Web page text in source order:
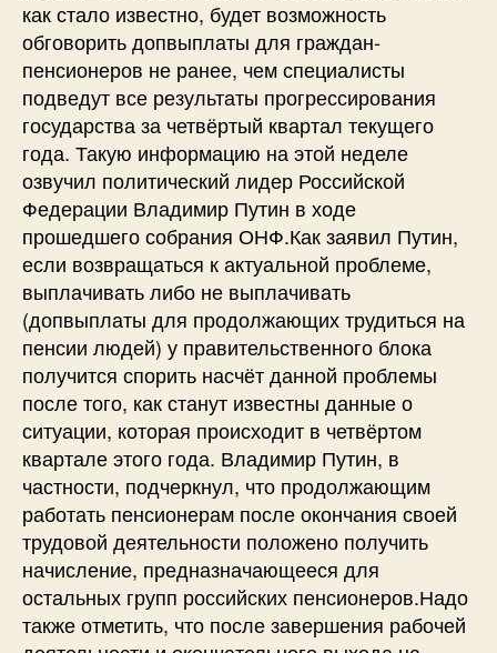
как стало известно, будет возможность
обговорить допвыплаты для граждан-
пенсионеров не ранее, чем специалисты
подведут все результаты прогрессирования
государства за четвёртый квартал текущего
года. Такую информацию на этой неделе
озвучил политический лидер Российской
Федерации Владимир Путин в ходе
прошедшего собрания ОНФ.Как заявил Путин,
если возвращаться к актуальной проблеме,
выплачивать либо не выплачивать
(допвыплаты для продолжающих трудиться на
пенсии людей) у правительственного блока
получится спорить насчёт данной проблемы
после того, как станут известны данные о
ситуации, которая происходит в четвёртом
квартале этого года. Владимир Путин, в
частности, подчеркнул, что продолжающим
работать пенсионерам после окончания своей
трудовой деятельности положено получить
начисление, предназначающееся для
остальных групп российских пенсионеров.Надо
также отметить, что после завершения рабочей